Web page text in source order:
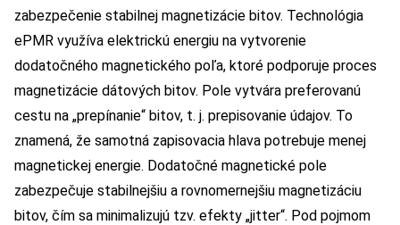
zabezpečenie stabilnej magnetizácie bitov. Technológia
ePMR využíva elektrickú energiu na vytvorenie
dodatočného magnetického poľa, ktoré podporuje proces
magnetizácie dátových bitov. Pole vytvára preferovanú
cestu na „prepínanie“ bitov, t. j. prepisovanie údajov. To
znamená, že samotná zapisovacia hlava potrebuje menej
magnetickej energie. Dodatočné magnetické pole
zabezpečuje stabilnejšiu a rovnomernejšiu magnetizáciu
bitov, čím sa minimalizujú tzv. efekty „jitter“. Pod pojmom